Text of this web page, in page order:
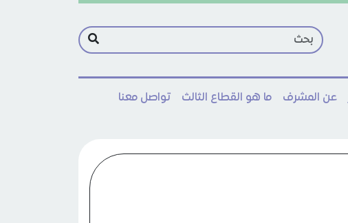
عن المشرف ما هو القطاع الثالث تواصل معنا